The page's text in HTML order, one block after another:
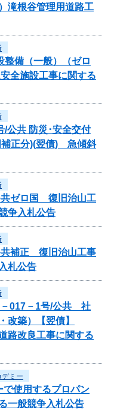
滝根谷管理用道路工
整備（一般）（ゼロ
全施設工事に関する
/公共 防災･安全交付
補正分)(翌債) 急傾斜
共ゼロ国 復旧治山工
争入札公告
共補正 復旧治山工事
札公告
－017－1号/公共 社
改築）【翌債】
路改良工事に関する
ミー
使用するプロパン
一般競争入札公告